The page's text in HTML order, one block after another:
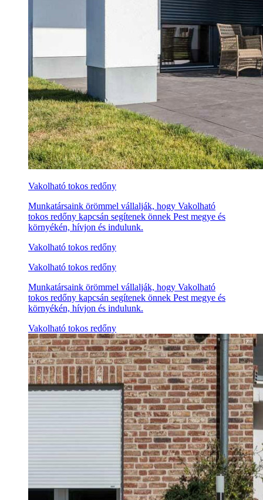
Vakolható tokos redőny
Munkatársaink örömmel vállalják, hogy Vakolható
tokos redőny kapcsán segítenek önnek Pest megye és
környékén, hívjon és indulunk.
Vakolható tokos redőny
Vakolható tokos redőny
Munkatársaink örömmel vállalják, hogy Vakolható
tokos redőny kapcsán segítenek önnek Pest megye és
környékén, hívjon és indulunk.
Vakolható tokos redőny